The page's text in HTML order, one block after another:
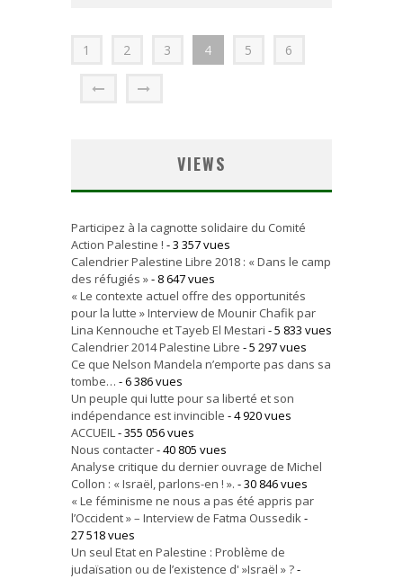
1 2 3 4 5 6
VIEWS
Participez à la cagnotte solidaire du Comité
Action Palestine ! - 3 357 vues
Calendrier Palestine Libre 2018 : « Dans le camp
des réfugiés »- 8 647 vues
« Le contexte actuel offre des opportunités
pour la lutte » Interview de Mounir Chafik par
Lina Kennouche et Tayeb El Mestari - 5 833 vues
Calendrier 2014 Palestine Libre - 5 297 vues
Ce que Nelson Mandela n’emporte pas dans sa
tombe… - 6 386 vues
Un peuple qui lutte pour sa liberté et son
indépendance est invincible - 4 920 vues
ACCUEIL- 355 056 vues
Nous contacter- 40 805 vues
Analyse critique du dernier ouvrage de Michel
Collon : « Israël, parlons-en ! ». - 30 846 vues
« Le féminisme ne nous a pas été appris par
l’Occident » – Interview de Fatma Oussedik-
27 518 vues
Un seul Etat en Palestine : Problème de
judaïsation ou de l’existence d' »Israël » ?-